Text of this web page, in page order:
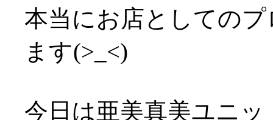
本当にお店としての
ます(>_<)
今日は亜美真美ユニ